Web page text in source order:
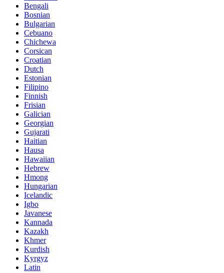
Bengali
Bosnian
Bulgarian
Cebuano
Chichewa
Corsican
Croatian
Dutch
Estonian
Filipino
Finnish
Frisian
Galician
Georgian
Gujarati
Haitian
Hausa
Hawaiian
Hebrew
Hmong
Hungarian
Icelandic
Igbo
Javanese
Kannada
Kazakh
Khmer
Kurdish
Kyrgyz
Latin